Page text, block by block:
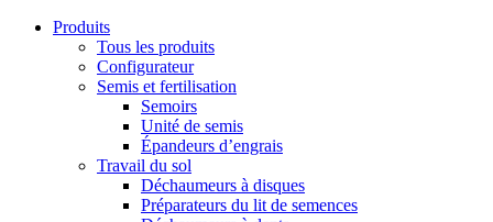
Produits
Tous les produits
Configurateur
Semis et fertilisation
Semoirs
Unité de semis
Épandeurs d’engrais
Travail du sol
Déchaumeurs à disques
Préparateurs du lit de semences